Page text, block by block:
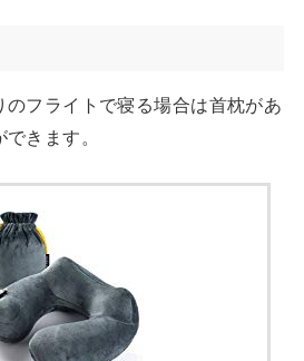
のフライトで寝る場合は首枕があ
きます。